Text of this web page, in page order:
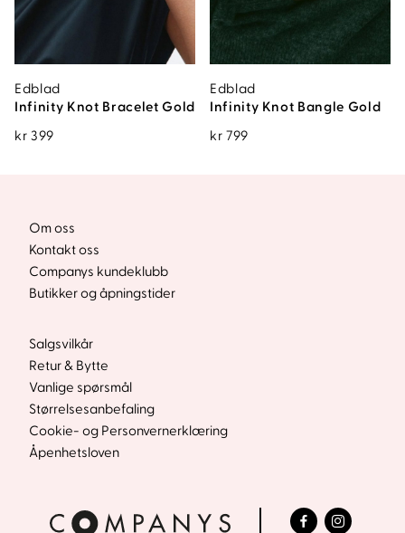
Edblad
Infinity Knot Bracelet Gold
kr 399
Edblad
Infinity Knot Bangle Gold
kr 799
Om oss
Kontakt oss
Companys kundeklubb
Butikker og åpningstider
Salgsvilkår
Retur & Bytte
Vanlige spørsmål
Størrelsesanbefaling
Cookie- og Personvernerklæring
Åpenhetsloven